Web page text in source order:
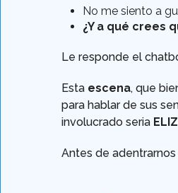
No me siento a
¿Y a qué crees
Le responde el
Esta escena, que
para hablar de sus
involucrado seria
Antes de